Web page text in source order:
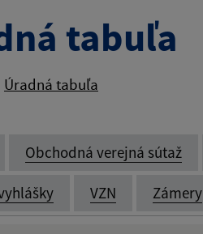
tabuľa
Úradná tabuľa
Obchodná verejná sútaž
VZN Zámery